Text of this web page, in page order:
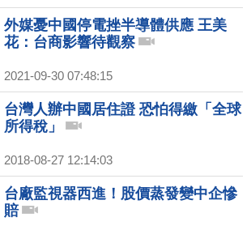
外媒憂中國停電挫半導體供應 王美
花：台商影響待觀察
2021-09-30 07:48:15
台灣人辦中國居住證 恐怕得繳「全球
所得稅」
2018-08-27 12:14:03
台廠監視器西進！股價蒸發變中企慘
賠